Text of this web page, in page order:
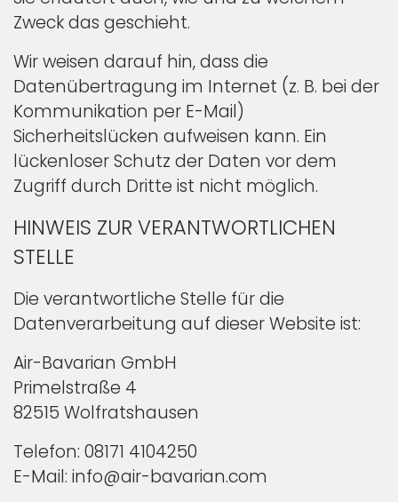
Zweck das geschieht.
Wir weisen darauf hin, dass die
Datenübertragung im Internet (z. B. bei der
Kommunikation per E-Mail)
Sicherheitslücken aufweisen kann. Ein
lückenloser Schutz der Daten vor dem
Zugriff durch Dritte ist nicht möglich.
HINWEIS ZUR VERANTWORTLICHEN
STELLE
Die verantwortliche Stelle für die
Datenverarbeitung auf dieser Website ist:
Air-Bavarian GmbH
Primelstraße 4
82515 Wolfratshausen
Telefon: 08171 4104250
E-Mail: info@air-bavarian.com